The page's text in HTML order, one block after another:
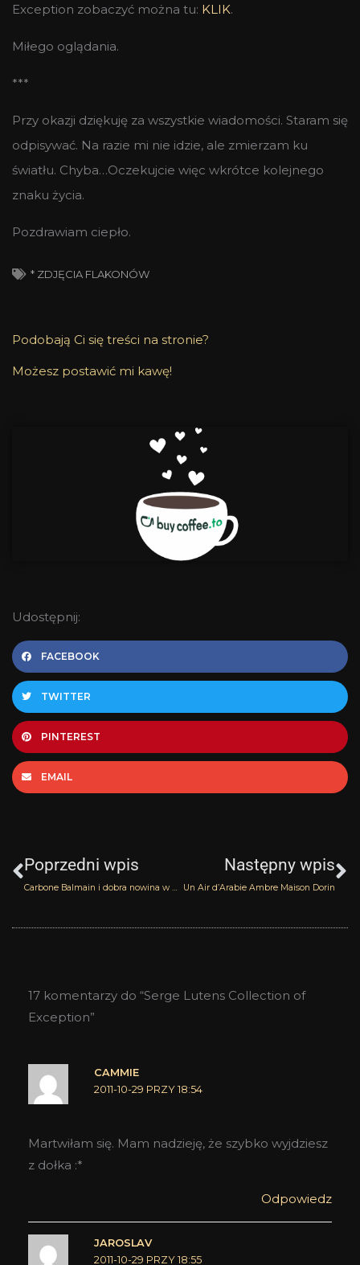
Exception zobaczyć można tu: KLIK.
Miłego oglądania.
***
Przy okazji dziękuję za wszystkie wiadomości. Staram się
odpisywać. Na razie mi nie idzie, ale zmierzam ku
światłu. Chyba…Oczekujcie więc wkrótce kolejnego
znaku życia.
Pozdrawiam ciepło.
* ZDJĘCIA FLAKONÓW
Podobają Ci się treści na stronie?
Możesz postawić mi kawę!
Udostępnij:
FACEBOOK
TWITTER
PINTEREST
EMAIL
Poprzedni wpis
Carbone Balmain i dobra nowina w finale
Następny wpis
Un Air d’Arabie Ambre Maison Dorin
17 komentarzy do “Serge Lutens Collection of
Exception”
CAMMIE
2011-10-29 PRZY 18:54
Martwiłam się. Mam nadzieję, że szybko wyjdziesz
z dołka :*
Odpowiedz
JAROSLAV
2011-10-29 PRZY 18:55